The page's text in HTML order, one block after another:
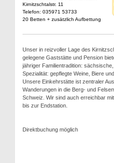
Kirnitzschtalstr. 11
Telefon: 035971 53733
20 Betten + zusätzlich Aufbettung
Unser in reizvoller Lage des
gelegene Gaststätte und Pension
jähriger Familientradition:
Spezialität: gepflegte Weine, Biere
Unsere Einkehrstätte ist zentraler
Wanderungen in die Berg- und
Schweiz. Wir sind auch erreichbar
bis zur Endstation.
Direktbuchung möglich